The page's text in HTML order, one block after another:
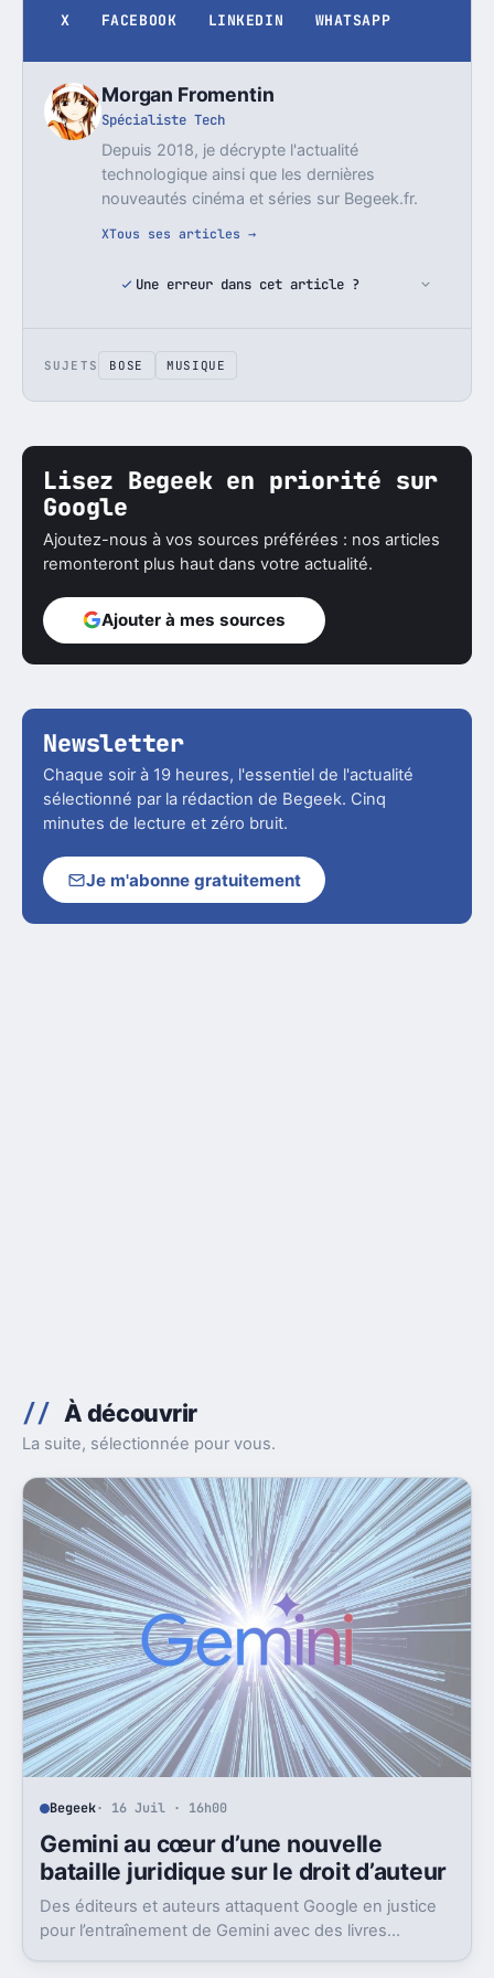
X FACEBOOK LINKEDIN WHATSAPP
Morgan Fromentin
Spécialiste Tech
Depuis 2018, je décrypte l'actualité
technologique ainsi que les dernières
nouveautés cinéma et séries sur Begeek.fr.
XTous ses articles →
Une erreur dans cet article ?
SUJETS BOSE MUSIQUE
Lisez Begeek en priorité sur
Google
Ajoutez-nous à vos sources préférées : nos articles
remonteront plus haut dans votre actualité.
Ajouter à mes sources
Newsletter
Chaque soir à 19 heures, l'essentiel de l'actualité
sélectionné par la rédaction de Begeek. Cinq
minutes de lecture et zéro bruit.
Je m'abonne gratuitement
À découvrir
La suite, sélectionnée pour vous.
Begeek· 16 Juil · 16h00
Gemini au cœur d’une nouvelle
bataille juridique sur le droit d’auteur
Des éditeurs et auteurs attaquent Google en justice
pour l’entraînement de Gemini avec des livres